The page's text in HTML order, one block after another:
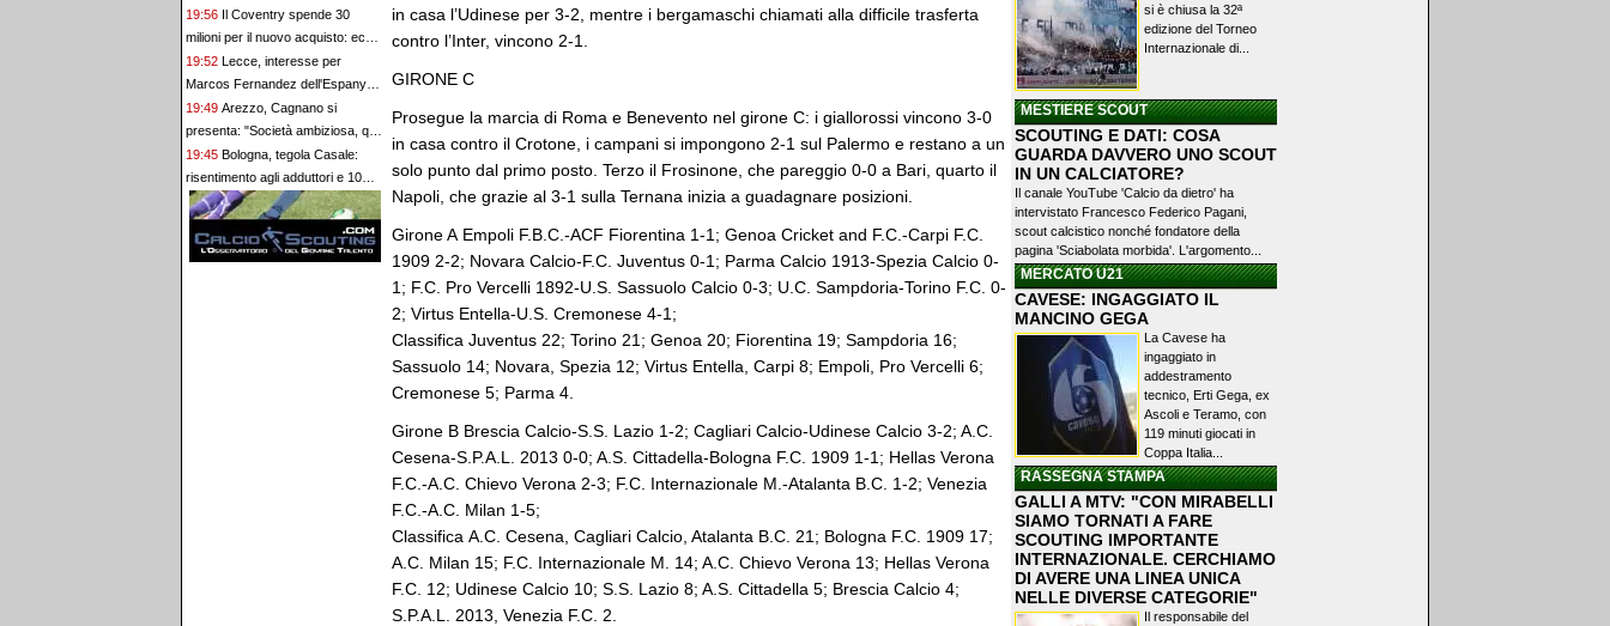
porta
19:56 Il Coventry spende 30
milioni per il nuovo acquisto: ecco
il ghanese Yirenkyi
19:52 Lecce, interesse per
Marcos Fernandez dell'Espanyol.
Clausola da 2 milioni
19:49 Arezzo, Cagnano si
presenta: "Società ambiziosa, qui
per fare cose importanti"
19:45 Bologna, tegola Casale:
risentimento agli adduttori e 10
giorni di allenamenti differenziati
in casa l’Udinese per 3-2, mentre i bergamaschi chiamati alla difficile trasferta
contro l’Inter, vincono 2-1.
GIRONE C
Prosegue la marcia di Roma e Benevento nel girone C: i giallorossi vincono 3-0
in casa contro il Crotone, i campani si impongono 2-1 sul Palermo e restano a un
solo punto dal primo posto. Terzo il Frosinone, che pareggio 0-0 a Bari, quarto il
Napoli, che grazie al 3-1 sulla Ternana inizia a guadagnare posizioni.
Girone A Empoli F.B.C.-ACF Fiorentina 1-1; Genoa Cricket and F.C.-Carpi F.C.
1909 2-2; Novara Calcio-F.C. Juventus 0-1; Parma Calcio 1913-Spezia Calcio 0-
1; F.C. Pro Vercelli 1892-U.S. Sassuolo Calcio 0-3; U.C. Sampdoria-Torino F.C. 0-
2; Virtus Entella-U.S. Cremonese 4-1;
Classifica Juventus 22; Torino 21; Genoa 20; Fiorentina 19; Sampdoria 16;
Sassuolo 14; Novara, Spezia 12; Virtus Entella, Carpi 8; Empoli, Pro Vercelli 6;
Cremonese 5; Parma 4.
Girone B Brescia Calcio-S.S. Lazio 1-2; Cagliari Calcio-Udinese Calcio 3-2; A.C.
Cesena-S.P.A.L. 2013 0-0; A.S. Cittadella-Bologna F.C. 1909 1-1; Hellas Verona
F.C.-A.C. Chievo Verona 2-3; F.C. Internazionale M.-Atalanta B.C. 1-2; Venezia
F.C.-A.C. Milan 1-5;
Classifica A.C. Cesena, Cagliari Calcio, Atalanta B.C. 21; Bologna F.C. 1909 17;
A.C. Milan 15; F.C. Internazionale M. 14; A.C. Chievo Verona 13; Hellas Verona
F.C. 12; Udinese Calcio 10; S.S. Lazio 8; A.S. Cittadella 5; Brescia Calcio 4;
S.P.A.L. 2013, Venezia F.C. 2.
si è chiusa la 32ª
edizione del Torneo
Internazionale di...
MESTIERE SCOUT
SCOUTING E DATI: COSA
GUARDA DAVVERO UNO SCOUT
IN UN CALCIATORE?
Il canale YouTube 'Calcio da dietro' ha
intervistato Francesco Federico Pagani,
scout calcistico nonché fondatore della
pagina 'Sciabolata morbida'. L'argomento...
MERCATO U21
CAVESE: INGAGGIATO IL
MANCINO GEGA
La Cavese ha
ingaggiato in
addestramento
tecnico, Erti Gega, ex
Ascoli e Teramo, con
119 minuti giocati in
Coppa Italia...
RASSEGNA STAMPA
GALLI A MTV: "CON MIRABELLI
SIAMO TORNATI A FARE
SCOUTING IMPORTANTE
INTERNAZIONALE. CERCHIAMO
DI AVERE UNA LINEA UNICA
NELLE DIVERSE CATEGORIE"
Il responsabile del